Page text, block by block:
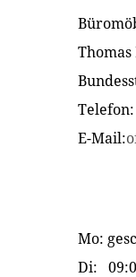
Telefon:
E-Mail:
Mo:
Di: